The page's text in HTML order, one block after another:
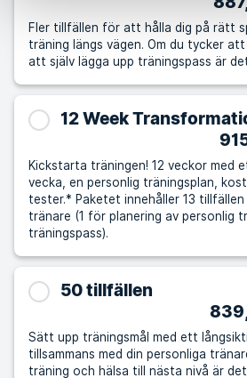
Fler tillfällen för att hålla dig på rätt
träning längs vägen. Om du tycker att det är utmanande
att själv lägga upp träningspass är
12 Week
Kickstarta träningen! 12 veckor med
vecka, en personlig träningsplan,
tester.* Paketet innehåller 13 tillfällen
tränare (1 för planering av personlig
träningspass).
50 tillfällen
Sätt upp träningsmål med ett
tillsammans med din personliga tränare. Om du vill ta
träning och hälsa till nästa nivå är